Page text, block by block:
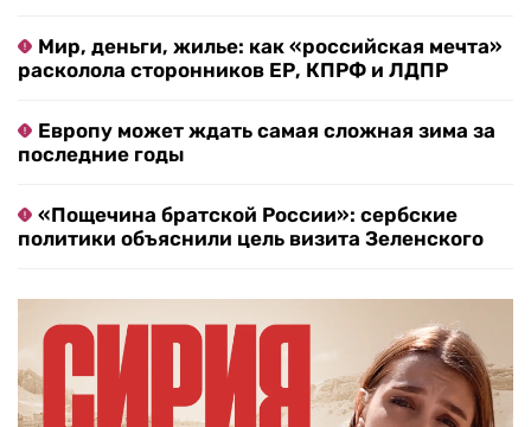
Мир, деньги, жилье: как «российская мечта»
расколола сторонников ЕР, КПРФ и ЛДПР
Европу может ждать самая сложная зима за
последние годы
«Пощечина братской России»: сербские
политики объяснили цель визита Зеленского